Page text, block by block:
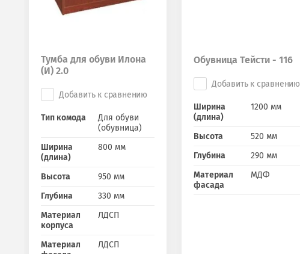
Тумба для обуви Илона
(И) 2.0
Добавить к сравнению
Тип комода
Для обуви
(обувница)
Ширина
(длина)
800 мм
Высота
950 мм
Глубина
330 мм
Материал
корпуса
ЛДСП
Материал
ЛДСП
Обувница Тейсти - 116
Добавить к сравнению
Ширина
(длина)
1200 мм
Высота
520 мм
Глубина
290 мм
Материал
фасада
МДФ